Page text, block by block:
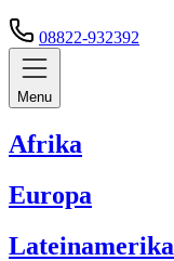
08822-932392
Menu
Afrika
Europa
Lateinamerika